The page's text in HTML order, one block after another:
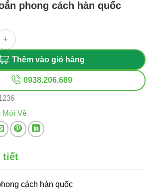
phong cách hàn quốc
cách hàn quốc số lượng
Thêm vào giỏ hàng
0938.206.689
Mới Về
tiết
cách hàn quốc